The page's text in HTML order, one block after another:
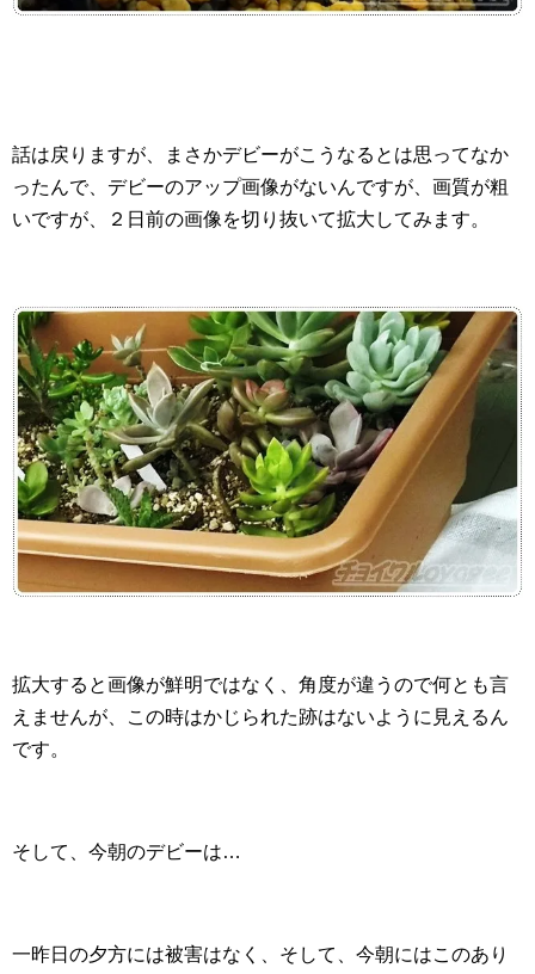
話は戻りますが、まさかデビーがこうなるとは思ってなか
ったんで、デビーのアップ画像がないんですが、画質が粗
いですが、２日前の画像を切り抜いて拡大してみます。
拡大すると画像が鮮明ではなく、角度が違うので何とも言
えませんが、この時はかじられた跡はないように見えるん
です。
そして、今朝のデビーは…
一昨日の夕方には被害はなく、そして、今朝にはこのあり